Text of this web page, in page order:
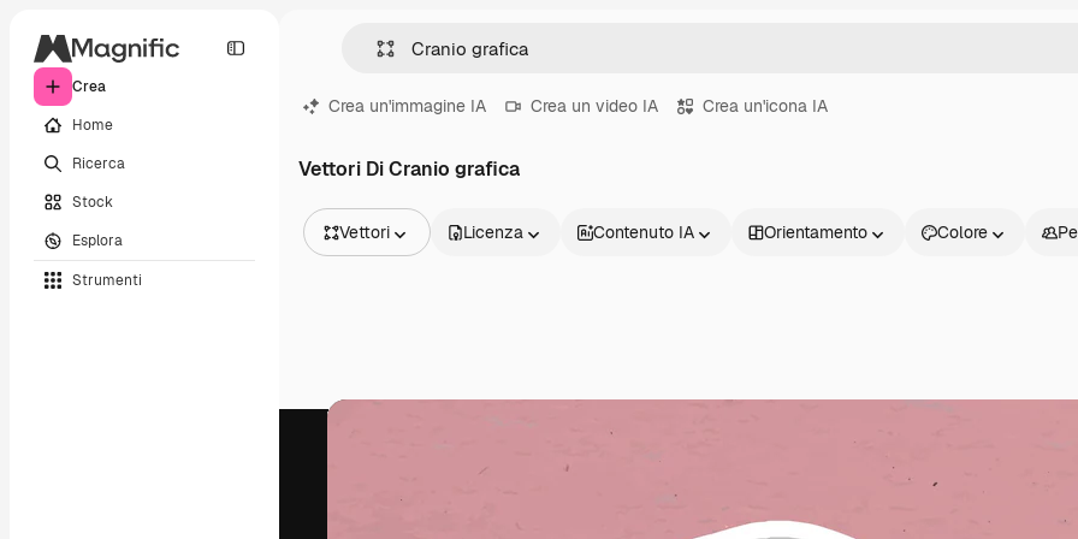
Crea
Home
Ricerca
Stock
Esplora
Strumenti
Crea un'immagine IA Crea un video IA Crea un'icona IA
Vettori Di Cranio grafica
Vettori
Video
Licenza Contenuto IA Orientamento Colore
Prodotti Inizia